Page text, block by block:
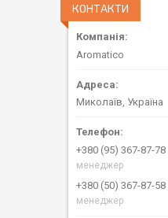
КОНТАКТИ
Aromatico
Миколаїв, Україна
+380 (95) 367-87-78
менеджер
+380 (50) 367-87-58
менеджер